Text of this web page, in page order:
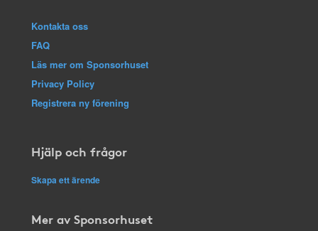
Kontakta oss
FAQ
Läs mer om Sponsorhuset
Privacy Policy
Registrera ny förening
Hjälp och frågor
Skapa ett ärende
Mer av Sponsorhuset